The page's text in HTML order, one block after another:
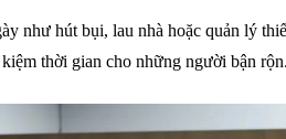
như hút bụi, lau nhà hoặc quản lý
thời gian cho những người bận rộn.